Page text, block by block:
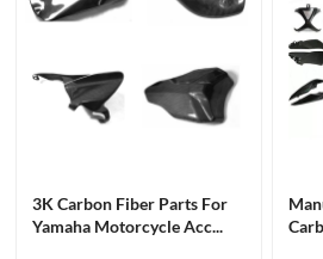
3K Carbon Fiber Parts For
Yamaha Motorcycle Acc...